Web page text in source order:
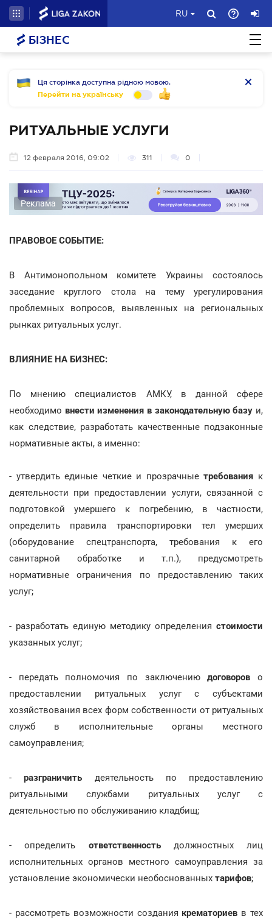
RU
БІЗНЕС
Ця сторінка доступна рідною мовою.
Перейти на українську
РИТУАЛЬНЫЕ УСЛУГИ
12 февраля 2016, 09:02 311 0
Реклама
ПРАВОВОЕ СОБЫТИЕ:
В Антимонопольном комитете Украины состоялось
заседание круглого стола на тему урегулирования
проблемных вопросов, выявленных на региональных
рынках ритуальных услуг.
ВЛИЯНИЕ НА БИЗНЕС:
По мнению специалистов АМКУ, в данной сфере
необходимо внести изменения в законодательную базу и,
как следствие, разработать качественные подзаконные
нормативные акты, а именно:
- утвердить единые четкие и прозрачныетребования к
деятельности при предоставлении услуги, связанной с
подготовкой умершего к погребению, в частности,
определить правила транспортировки тел умерших
(оборудование спецтранспорта, требования к его
санитарной обработке и т.п.), предусмотреть
нормативные ограничения по предоставлению таких
услуг;
- разработать единую методику определения стоимости
указанных услуг;
- передать полномочия по заключениюдоговоров о
предоставлении ритуальных услуг с субъектами
хозяйствования всех форм собственности от ритуальных
служб в исполнительные органы местного
самоуправления;
-разграничить деятельность по предоставлению
ритуальными службами ритуальных услуг с
деятельностью по обслуживанию кладбищ;
- определить ответственностьдолжностных лиц
исполнительных органов местного самоуправления за
установление экономически необоснованных тарифов;
- рассмотреть возможности создания крематориев в тех